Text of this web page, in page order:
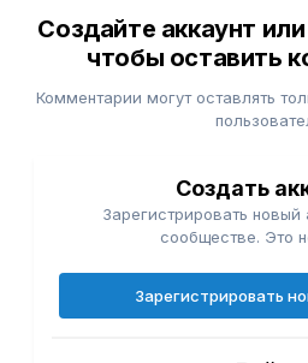
Создайте аккаунт
чтобы оставить
Комментарии могут оставлять
Создать
Зарегистрировать
сообществе. Это
Зарегистрировать